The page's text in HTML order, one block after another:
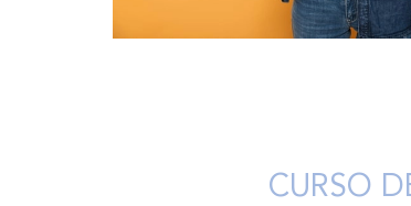
CURSO